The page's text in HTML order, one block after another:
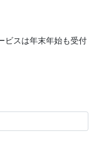
ビスは年末年始も受付